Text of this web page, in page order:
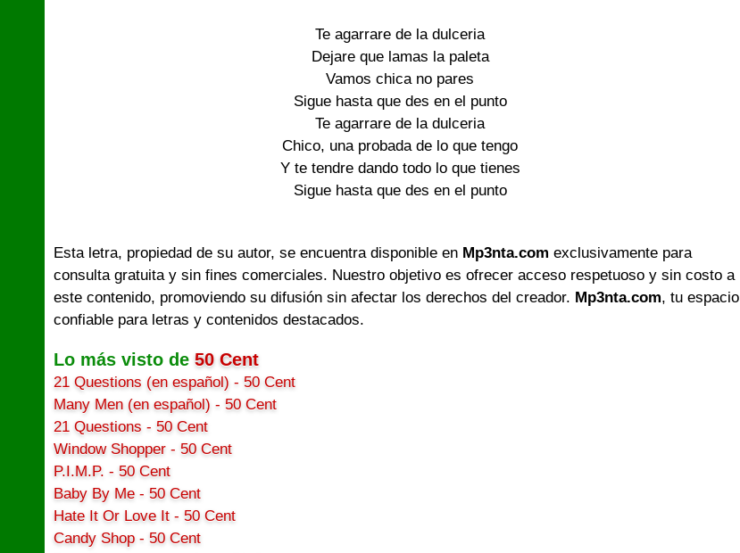
Te agarrare de la dulceria
Dejare que lamas la paleta
Vamos chica no pares
Sigue hasta que des en el punto
Te agarrare de la dulceria
Chico, una probada de lo que tengo
Y te tendre dando todo lo que tienes
Sigue hasta que des en el punto
Esta letra, propiedad de su autor, se encuentra disponible en Mp3nta.com exclusivamente para
consulta gratuita y sin fines comerciales. Nuestro objetivo es ofrecer acceso respetuoso y sin costo a
este contenido, promoviendo su difusión sin afectar los derechos del creador. Mp3nta.com, tu espacio
confiable para letras y contenidos destacados.
Lo más visto de 50 Cent
21 Questions (en español) - 50 Cent
Many Men (en español) - 50 Cent
21 Questions - 50 Cent
Window Shopper - 50 Cent
P.I.M.P. - 50 Cent
Baby By Me - 50 Cent
Hate It Or Love It - 50 Cent
Candy Shop - 50 Cent